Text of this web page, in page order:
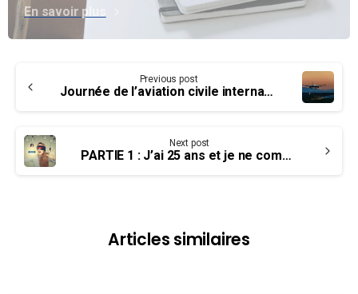
En savoir plus
Reading
Previous post
Journée de l’aviation civile internationale – 7 décembre
Next post
PARTIE 1 : J’ai 25 ans et je ne comprends rien à la retraite
Articles similaires